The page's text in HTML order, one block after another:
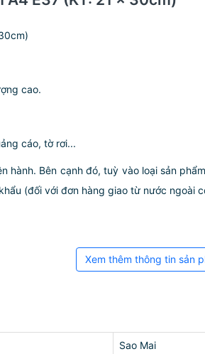
cao.
cáo, tờ rơi...
hành. Bên cạnh đó, tuỳ vào loại sản
(đối với đơn hàng giao từ nước ngoài
Xem thêm thông tin sản
Sao Mai